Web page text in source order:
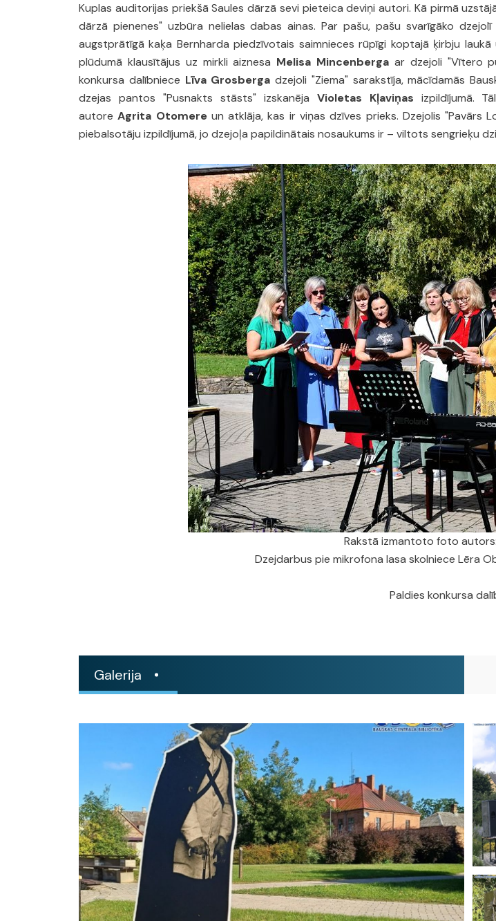
Kuplas auditorijas priekšā Saules dārzā sevi pieteica deviņi autori. Kā pirmā
dārzā pienenes" uzbūra nelielas dabas ainas. Par pašu, pašu svarīgāko dzejolī
augstprātīgā kaķa Bernharda piedzīvotais saimnieces rūpīgi koptajā ķirbju
plūdumā klausītājus uz mirkli aiznesa Melisa Mincenberga ar dzejoli "Vītero
konkursa dalībniece Līva Grosberga dzejoli "Ziema" sarakstīja, mācīdamās
dzejas pantos "Pusnakts stāsts" izskanēja Violetas Kļaviņas izpildījumā.
autoreAgrita Otomereun atklāja, kas ir viņas dzīves prieks. Dzejolis "Pavārs
piebalsotāju izpildījumā, jo dzejoļa papildinātais nosaukums ir – viltots sengrieķu
Rakstā izmantoto foto
Dzejdarbus pie mikrofona lasa skolniece Lēra
Paldies konkursa
Galerija